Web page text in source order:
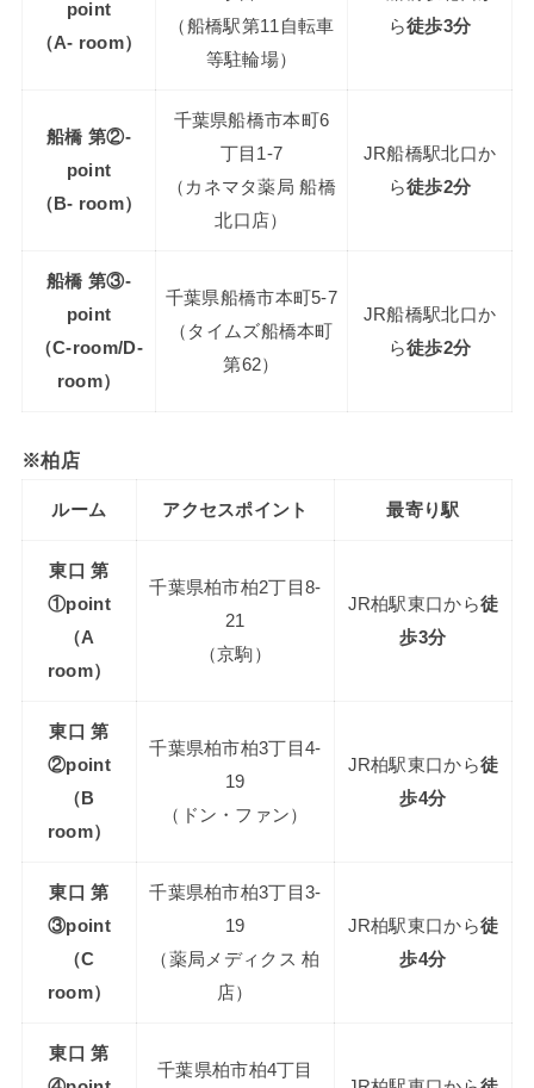
point
（A- room）
（船橋駅第11自転車
等駐輪場）
ら徒歩3分
船橋 第②-
point
（B- room）
千葉県船橋市本町6
丁目1-7
（カネマタ薬局 船橋
北口店）
JR船橋駅北口か
ら徒歩2分
船橋 第③-
point
（C-room/D-
room）
千葉県船橋市本町5-7
（タイムズ船橋本町
第62）
JR船橋駅北口か
ら徒歩2分
※柏店
ルーム アクセスポイント 最寄り駅
東口 第
①point
（A
room）
千葉県柏市柏2丁目8-
21
（京駒）
JR柏駅東口から徒
歩3分
東口 第
②point
（B
room）
千葉県柏市柏3丁目4-
19
（ドン・ファン）
JR柏駅東口から徒
歩4分
東口 第
③point
（C
room）
千葉県柏市柏3丁目3-
19
（薬局メディクス 柏
店）
JR柏駅東口から徒
歩4分
東口 第
千葉県柏市柏4丁目